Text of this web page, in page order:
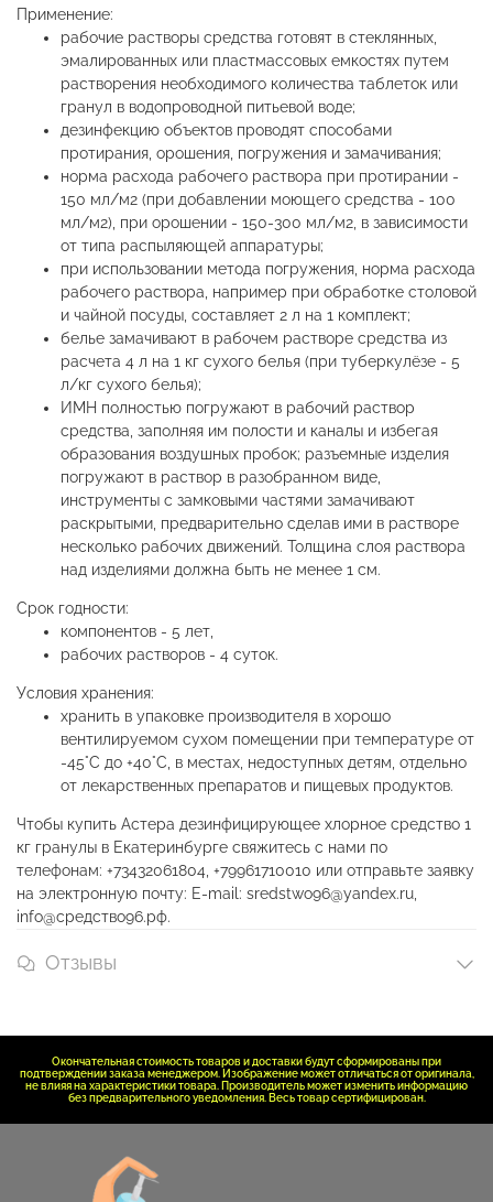
Применение:
рабочие растворы средства готовят в стеклянных,
эмалированных или пластмассовых емкостях путем
растворения необходимого количества таблеток или
гранул в водопроводной питьевой воде;
дезинфекцию объектов проводят способами
протирания, орошения, погружения и замачивания;
норма расхода рабочего раствора при протирании -
150 мл/м2 (при добавлении моющего средства - 100
мл/м2), при орошении - 150-300 мл/м2, в зависимости
от типа распыляющей аппаратуры;
при использовании метода погружения, норма расхода
рабочего раствора, например при обработке столовой
и чайной посуды, составляет 2 л на 1 комплект;
белье замачивают в рабочем растворе средства из
расчета 4 л на 1 кг сухого белья (при туберкулёзе - 5
л/кг сухого белья);
ИМН полностью погружают в рабочий раствор
средства, заполняя им полости и каналы и избегая
образования воздушных пробок; разъемные изделия
погружают в раствор в разобранном виде,
инструменты с замковыми частями замачивают
раскрытыми, предварительно сделав ими в растворе
несколько рабочих движений. Толщина слоя раствора
над изделиями должна быть не менее 1 см.
Срок годности:
компонентов - 5 лет,
рабочих растворов - 4 суток.
Условия хранения:
хранить в упаковке производителя в хорошо
вентилируемом сухом помещении при температуре от
-45°С до +40°С, в местах, недоступных детям, отдельно
от лекарственных препаратов и пищевых продуктов.
Чтобы купить Астера дезинфицирующее хлорное средство 1
кг гранулы в Екатеринбурге свяжитесь с нами по
телефонам: +73432061804, +79961710010 или отправьте заявку
на электронную почту: E-mail: sredstwo96@yandex.ru,
info@средство96.рф.
Отзывы
Окончательная стоимость товаров и доставки будут сформированы при
подтверждении заказа менеджером. Изображение может отличаться от оригинала,
не влияя на характеристики товара. Производитель может изменить информацию
без предварительного уведомления. Весь товар сертифицирован.